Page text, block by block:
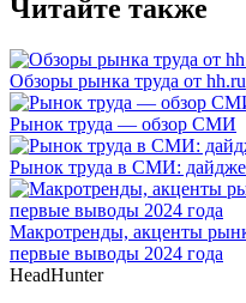
Читайте также
Обзоры рынка труда от hh.ru
Рынок труда — обзор СМИ
Рынок труда в СМИ:
Макротренды, акценты
первые выводы 2024 года
HeadHunter